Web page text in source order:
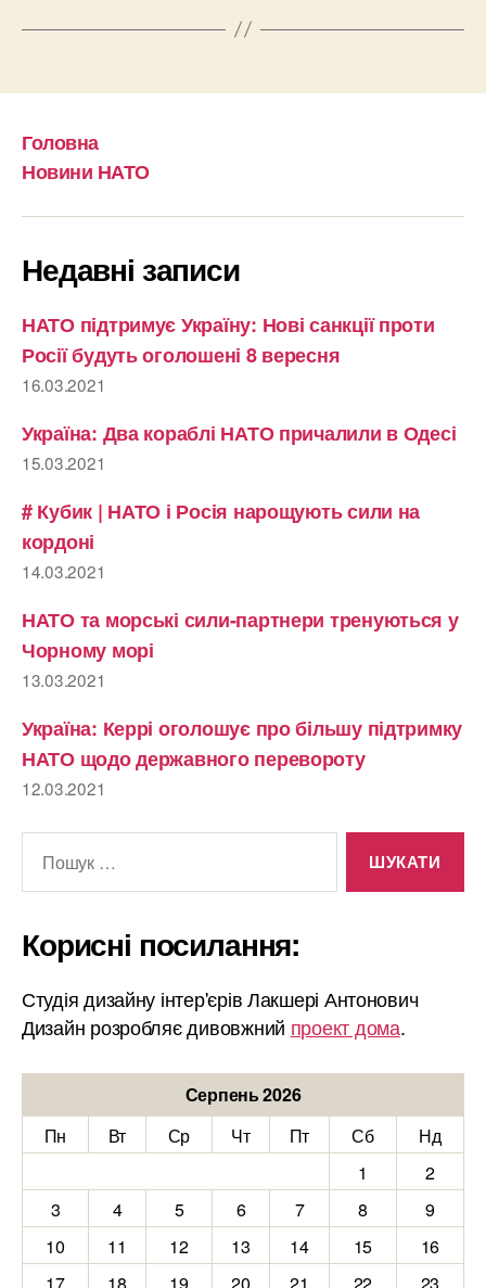
Головна
Новини НАТО
Недавні записи
НАТО підтримує Україну: Нові санкції проти
Росії будуть оголошені 8 вересня
16.03.2021
Україна: Два кораблі НАТО причалили в Одесі
15.03.2021
# Кубик | НАТО і Росія нарощують сили на
кордоні
14.03.2021
НАТО та морські сили-партнери тренуються у
Чорному морі
13.03.2021
Україна: Керрі оголошує про більшу підтримку
НАТО щодо державного перевороту
12.03.2021
Корисні посилання:
Студія дизайну інтер'єрів Лакшері Антонович
Дизайн розробляє дивовжний проект дома.
Серпень 2026
Пн
Вт Ср Чт Пт Сб
Нд
1
2
3
4 5 6 7 8
9
10
11 12 13 14 15
16
17
18 19 20 21 22 23